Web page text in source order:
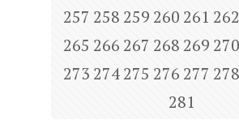
257 258 259 260 261 262
265 266 267 268 269 270
273 274275 276 277 278
281